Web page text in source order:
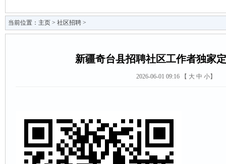
当前位置： 主页 > 社区招聘 >
新疆奇台县招聘社区工作者独家
2026-06-01 09:16 【 大 中 小】